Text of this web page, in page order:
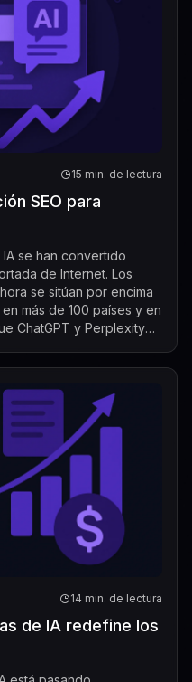
15 min. de lectura
SEO para
se han convertido
de Internet. Los
se sitúan por encima
más de 100 países y en
ChatGPT y Perplexity
14 min. de lectura
de IA redefine los